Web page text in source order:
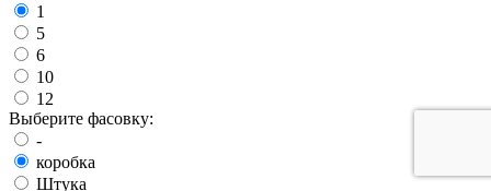
1
5
6
10
12
Выберите фасовку:
-
коробка
Штука